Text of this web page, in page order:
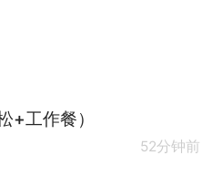
+工作餐）
52分钟前